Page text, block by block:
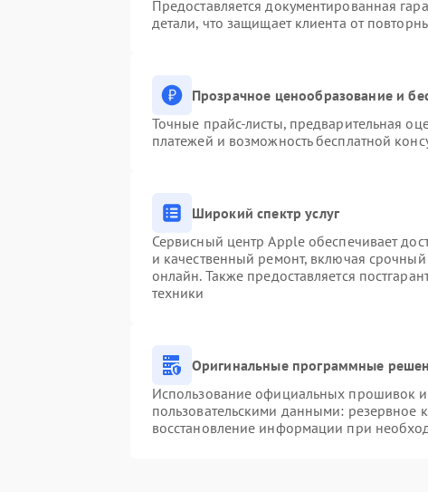
Предоставляется документированная
детали, что защищает клиента от
Прозрачное ценообразование и
Точные прайс-листы, предварительная
платежей и возможность бесплатной
Широкий спектр услуг
Сервисный центр Apple обеспечивает
и качественный ремонт, включая срочный
онлайн. Также предоставляется
техники
Оригинальные программные
Использование официальных прошивок и
пользовательскими данными: резервное
восстановление информации при